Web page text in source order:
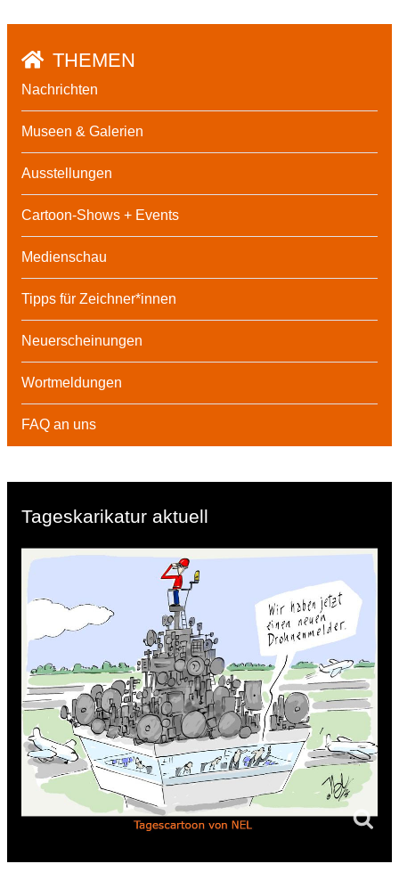
THEMEN
Nachrichten
Museen & Galerien
Ausstellungen
Cartoon-Shows + Events
Medienschau
Tipps für Zeichner*innen
Neuerscheinungen
Wortmeldungen
FAQ an uns
Tageskarikatur aktuell